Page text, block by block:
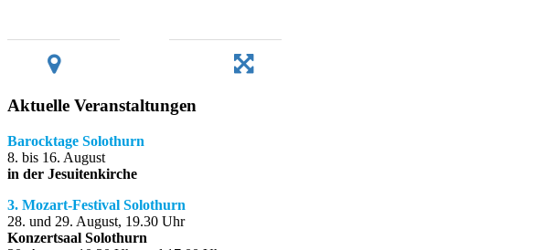
Aktuelle Veranstaltungen
Barocktage Solothurn
8. bis 16. August
in der Jesuitenkirche
3. Mozart-Festival Solothurn
28. und 29. August, 19.30 Uhr
Konzertsaal Solothurn